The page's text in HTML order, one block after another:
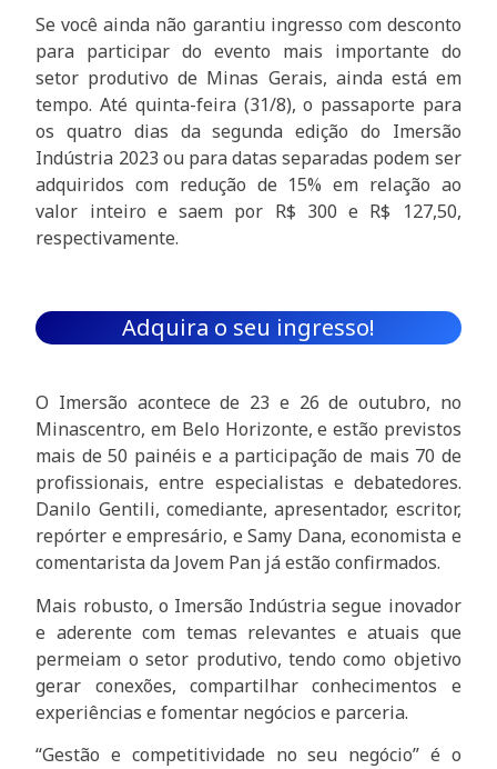
Se você ainda não garantiu ingresso com desconto
para participar do evento mais importante do
setor produtivo de Minas Gerais, ainda está em
tempo. Até quinta-feira (31/8), o passaporte para
os quatro dias da segunda edição do Imersão
Indústria 2023 ou para datas separadas podem ser
adquiridos com redução de 15% em relação ao
valor inteiro e saem por R$ 300 e R$ 127,50,
respectivamente.
Adquira o seu ingresso!
O Imersão acontece de 23 e 26 de outubro, no
Minascentro, em Belo Horizonte, e estão previstos
mais de 50 painéis e a participação de mais 70 de
profissionais, entre especialistas e debatedores.
Danilo Gentili, comediante, apresentador, escritor,
repórter e empresário, e Samy Dana, economista e
comentarista da Jovem Pan já estão confirmados.
Mais robusto, o Imersão Indústria segue inovador
e aderente com temas relevantes e atuais que
permeiam o setor produtivo, tendo como objetivo
gerar conexões, compartilhar conhecimentos e
experiências e fomentar negócios e parceria.
“Gestão e competitividade no seu negócio” é o